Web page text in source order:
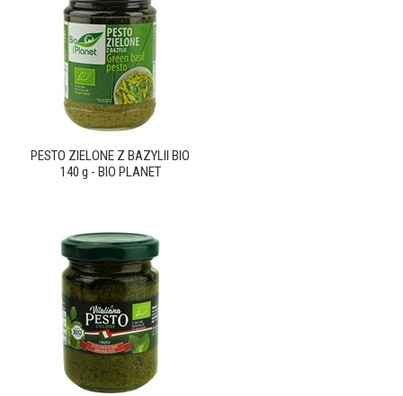
PESTO ZIELONE Z BAZYLII BIO
140 g - BIO PLANET